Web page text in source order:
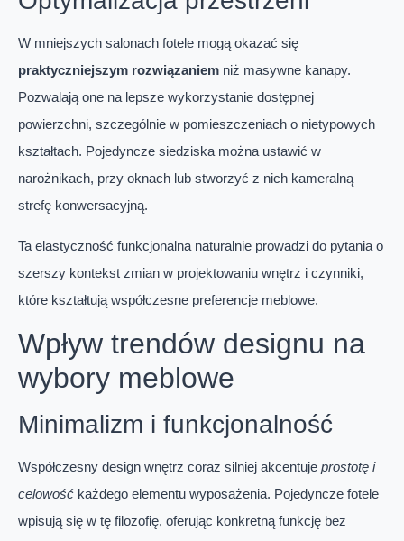
W mniejszych salonach fotele mogą okazać się
praktyczniejszym rozwiązaniem niż masywne kanapy.
Pozwalają one na lepsze wykorzystanie dostępnej
powierzchni, szczególnie w pomieszczeniach o nietypowych
kształtach. Pojedyncze siedziska można ustawić w
narożnikach, przy oknach lub stworzyć z nich kameralną
strefę konwersacyjną.
Ta elastyczność funkcjonalna naturalnie prowadzi do pytania o
szerszy kontekst zmian w projektowaniu wnętrz i czynniki,
które kształtują współczesne preferencje meblowe.
Wpływ trendów designu na
wybory meblowe
Minimalizm i funkcjonalność
Współczesny design wnętrz coraz silniej akcentuje prostotę i
celowość każdego elementu wyposażenia. Pojedyncze fotele
wpisują się w tę filozofię, oferując konkretną funkcję bez